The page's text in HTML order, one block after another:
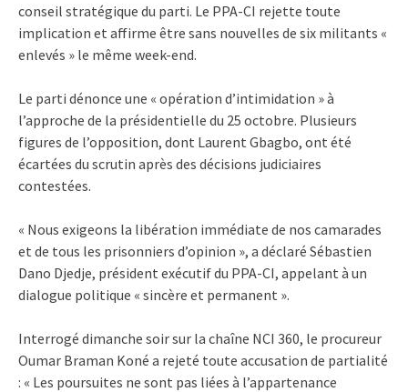
conseil stratégique du parti. Le PPA-CI rejette toute
implication et affirme être sans nouvelles de six militants «
enlevés » le même week-end.
Le parti dénonce une « opération d’intimidation » à
l’approche de la présidentielle du 25 octobre. Plusieurs
figures de l’opposition, dont Laurent Gbagbo, ont été
écartées du scrutin après des décisions judiciaires
contestées.
« Nous exigeons la libération immédiate de nos camarades
et de tous les prisonniers d’opinion », a déclaré Sébastien
Dano Djedje, président exécutif du PPA-CI, appelant à un
dialogue politique « sincère et permanent ».
Interrogé dimanche soir sur la chaîne NCI 360, le procureur
Oumar Braman Koné a rejeté toute accusation de partialité
: « Les poursuites ne sont pas liées à l’appartenance